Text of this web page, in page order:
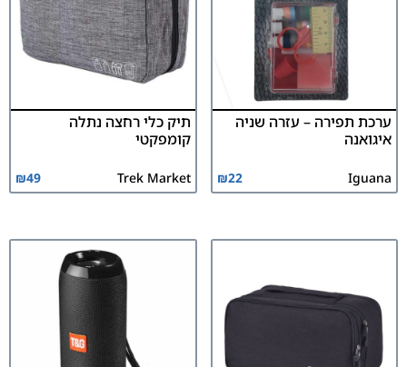
ערכת תפירה – עזרה שניה
איגואנה
Iguana
₪22
תיק כלי רחצה נתלה
קומפקטי
Trek Market
₪49